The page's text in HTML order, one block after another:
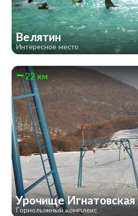
Велятин
Интересное место
22 км
Урочище Игнатовская
Горнолыжный комплекс